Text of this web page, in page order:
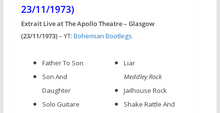
23/11/1973)
Extrait Liveat The Apollo Theatre – Glasgow
(23/11/1973)– YT: Bohemian Bootlegs
Father To Son
Son And
Daughter
Solo Guitare
Liar
Meddley Rock
Jailhouse Rock
Shake Rattle And